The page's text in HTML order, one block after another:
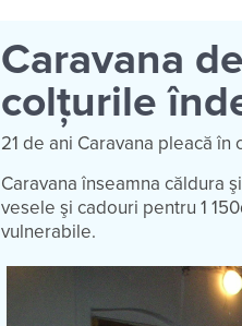
Caravana
colțurile
21 de ani Caravana pleacă
Caravana înseamna căldura
vesele şi cadouri pentru 1
vulnerabile.